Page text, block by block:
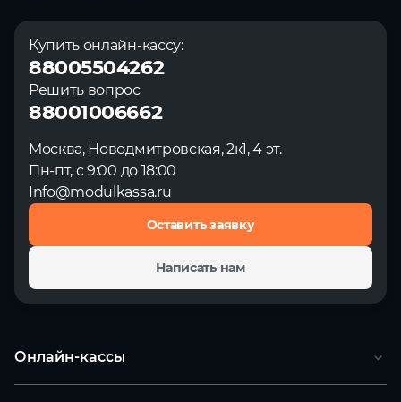
Купить онлайн-кассу:
88005504262
Решить вопрос
88001006662
Москва, Новодмитровская, 2к1, 4 эт.
Пн-пт, с 9:00 до 18:00
Info@modulkassa.ru
Оставить заявку
Написать нам
Онлайн-кассы